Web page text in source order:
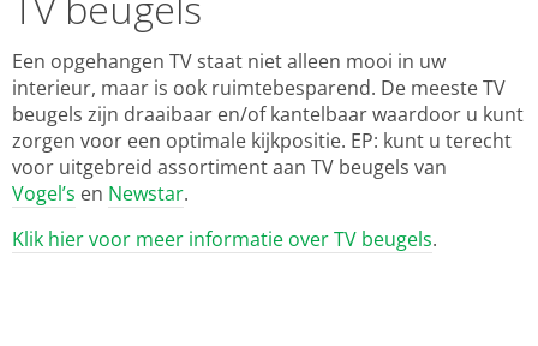
Een opgehangen TV staat niet alleen mooi in uw
interieur, maar is ook ruimtebesparend. De meeste TV
beugels zijn draaibaar en/of kantelbaar waardoor u kunt
zorgen voor een optimale kijkpositie. EP: kunt u terecht
voor uitgebreid assortiment aan TV beugels van
Vogel’s en Newstar.
Klik hier voor meer informatie over TV beugels.